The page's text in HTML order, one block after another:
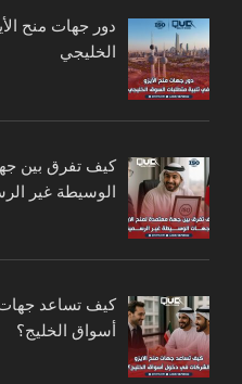
دور جهات منح
الخليجي
كيف تفرق بين
الوسيطة غير
كيف تساعد
أسواق الخليج؟